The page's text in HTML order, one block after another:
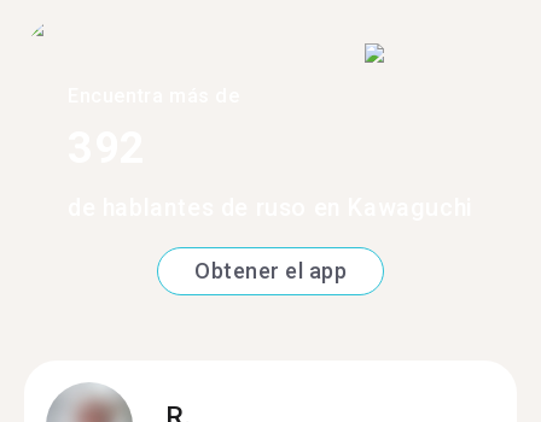
Obtener el app